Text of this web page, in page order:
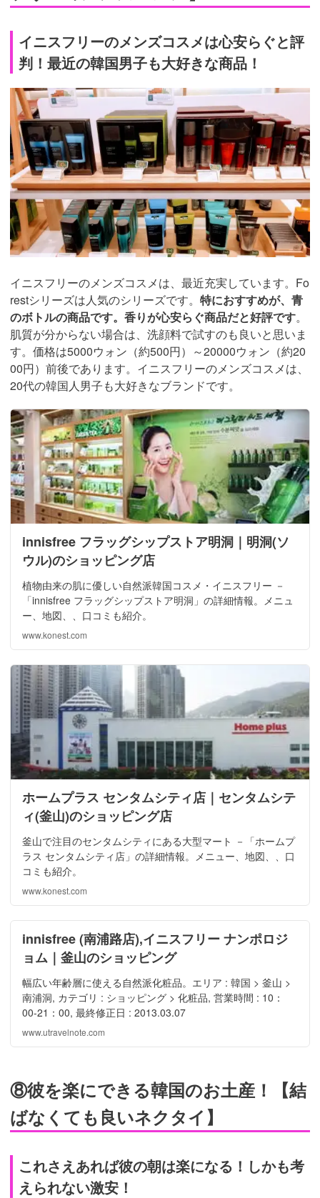
イニスフリーのメンズコスメは心安らぐと評
判！最近の韓国男子も大好きな商品！
イニスフリーのメンズコスメは、最近充実しています。Fo
restシリーズは人気のシリーズです。 特におすすめが、青
のボトルの商品です。香りが心安らぐ商品だと好評です。
肌質が分からない場合は、洗顔料で試すのも良いと思いま
す。価格は5000ウォン（約500円）～20000ウォン（約20
00円）前後であります。イニスフリーのメンズコスメは、
20代の韓国人男子も大好きなブランドです。
innisfree フラッグシップストア明洞｜明洞(ソ
ウル)のショッピング店
植物由来の肌に優しい自然派韓国コスメ・イニスフリー －
「innisfree フラッグシップストア明洞」の詳細情報。メニュ
ー、地図、、口コミも紹介。
www.konest.com
ホームプラス センタムシティ店｜センタムシテ
ィ(釜山)のショッピング店
釜山で注目のセンタムシティにある大型マート －「ホームプ
ラス センタムシティ店」の詳細情報。メニュー、地図、、口
コミも紹介。
www.konest.com
innisfree (南浦路店),イニスフリー ナンポロジ
ョム｜釜山のショッピング
幅広い年齢層に使える自然派化粧品。エリア : 韓国 > 釜山 >
南浦洞, カテゴリ : ショッピング > 化粧品, 営業時間 : 10：
00-21：00, 最終修正日 : 2013.03.07
www.utravelnote.com
⑧彼を楽にできる韓国のお土産！【結
ばなくても良いネクタイ】
これさえあれば彼の朝は楽になる！しかも考
えられない激安！